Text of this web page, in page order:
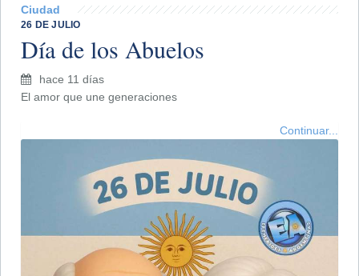
Ciudad
26 DE JULIO
Día de los Abuelos
hace 11 días
El amor que une generaciones
Continuar...